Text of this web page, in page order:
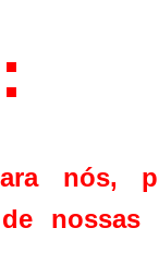
nós,
nossas